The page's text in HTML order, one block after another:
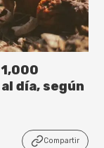
día, según
Compartir